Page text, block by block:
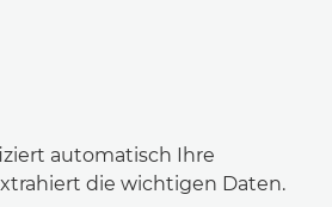
automatisch Ihre
die wichtigen Daten.